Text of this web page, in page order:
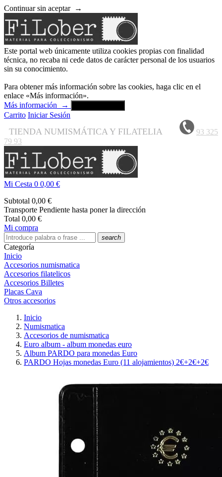
Continuar sin aceptar →
Este portal web únicamente utiliza cookies propias con finalidad
técnica, no recaba ni cede datos de carácter personal de los usuarios
sin su conocimiento.
Para obtener más información sobre las cookies, haga clic en el
enlace «Más información».
Más información
→
Carrito Iniciar Sesión
TIENDA NUMISMÁTICA Y FILATELIA
93 325
79 93
Mi Cesta 0 0,00 €
Subtotal 0,00 €
Transporte Pendiente hasta poner la dirección
Total 0,00 €
Mi compra
search
Categoría
Inicio
Accesorios numismatica
Accesorios filatelicos
Accesorios Billetes
Placas Cava
Otros accesorios
Inicio
Numismatica
Accesorios de numismatica
Euro album - album monedas euro
Album PARDO para monedas Euro
PARDO Hojas monedas Euro (11 alojamientos) 2€+2€+2€